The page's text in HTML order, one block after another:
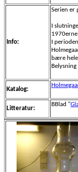
Info:
Serien er
I
I
bære
Katalog:
Litteratur:
BBlad "